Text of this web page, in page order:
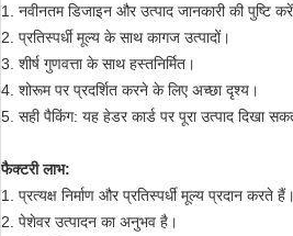
1. नवीनतम डिजाइन और उत्पाद जानकारी की पुष्टि
2. प्रतिस्पर्धी मूल्य के साथ कागज उत्पादों।
3. शीर्ष गुणवत्ता के साथ हस्तनिर्मित।
4. शोरूम पर प्रदर्शित करने के लिए अच्छा दृश्य।
5. सही पैकिंग: यह हेडर कार्ड पर पूरा उत्पाद दिखा
फैक्टरी लाभ:
1. प्रत्यक्ष निर्माण और प्रतिस्पर्धी मूल्य प्रदान करते हैं।
2. पेशेवर उत्पादन का अनुभव है।